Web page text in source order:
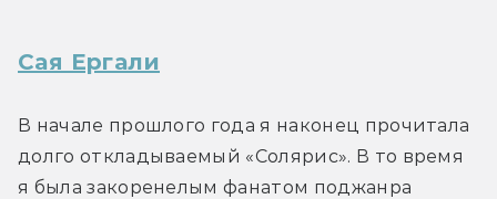
Сая Ергали
В начале прошлого года я наконец прочитала
долго откладываемый «Солярис». В то время
я была закоренелым фанатом поджанра